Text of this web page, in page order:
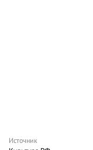
Источник